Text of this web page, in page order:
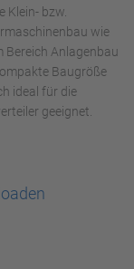
Klein- bzw.
wie
Bereich Anlagenbau
Baugröße
ideal für die
geeignet.